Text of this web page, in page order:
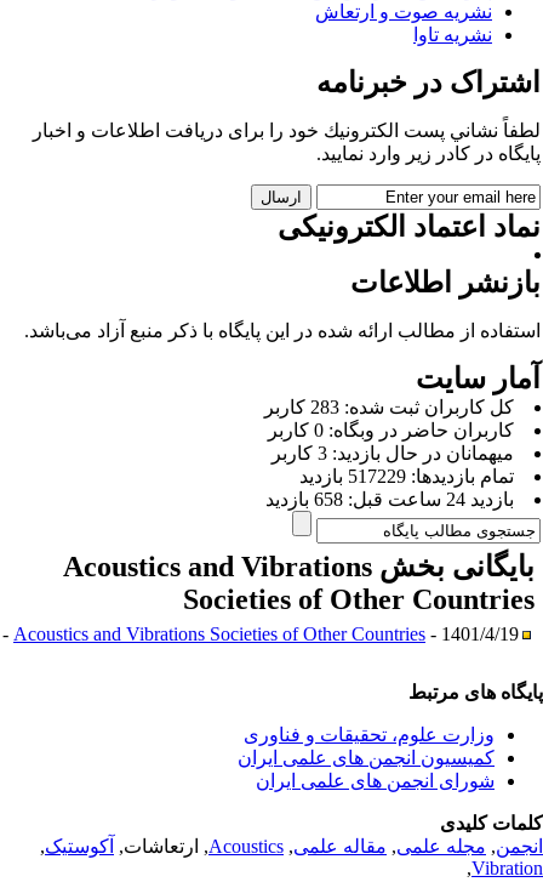
نشریه صوت و ارتعاش
نشریه تاوا
در خبرنامه
نشاني پست الكترونيك خود را برای دريافت اطلاعات و اخبار
در كادر زير وارد نمایید.
اعتماد الکترونیکی
اطلاعات
از مطالب ارائه شده در این پایگاه با ذکر منبع آزاد می‌باشد.
سایت
كل کاربران ثبت شده: 283 کاربر
کاربران حاضر در وبگاه: 0 کاربر
ميهمانان در حال بازديد: 3 کاربر
تمام بازديد‌ها: 517229 بازدید
بازديد 24 ساعت قبل: 658 بازدید
بخش Acoustics and Vibrations
Societies of Other
Acoustics and Vibrations Societies of Other Countries - 1401/4/19 -
های مرتبط
وزارت علوم، تحقیقات و فناوری
کمیسیون انجمن های علمی ایران
شورای انجمن های علمی ایران
کلیدی
,مجله علمی, مقاله علمی,
Acoustics, ارتعاشات,آکوستیک,
,